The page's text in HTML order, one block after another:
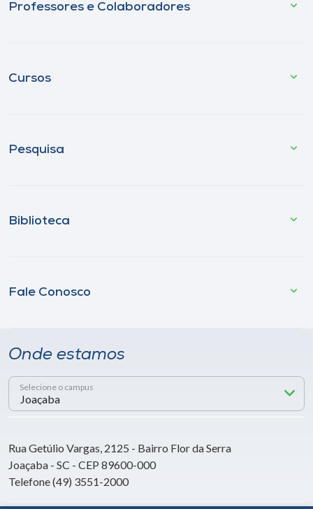
Professores e Colaboradores
Cursos
Pesquisa
Biblioteca
Fale Conosco
Onde estamos
Selecione o campus
Rua Getúlio Vargas, 2125 - Bairro Flor da Serra
Joaçaba - SC - CEP 89600-000
Telefone (49) 3551-2000